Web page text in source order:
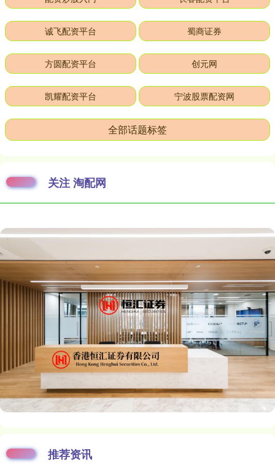
诚飞配资平台 蜀商证券
方圆配资平台 创元网
凯耀配资平台 宁波股票配资网
全部话题标签
关注 淘配网
推荐资讯